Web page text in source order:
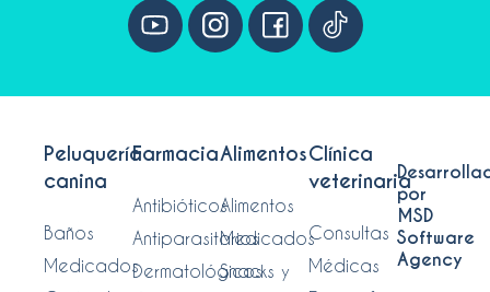
Peluquería
canina
Baños
Medicados
Farmacia
Antibióticos
Antiparasitarios
Dermatológicos
Alimentos
Alimentos
Medicados
Snacks y
Clínica
veterinaria
Consultas
Médicas
por
MSD
Software
Agency